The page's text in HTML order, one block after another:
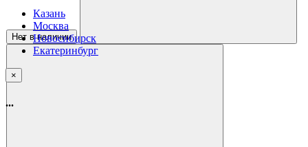
Нет в наличии
Казань
Москва
Новосибирск
Екатеринбург
×
...